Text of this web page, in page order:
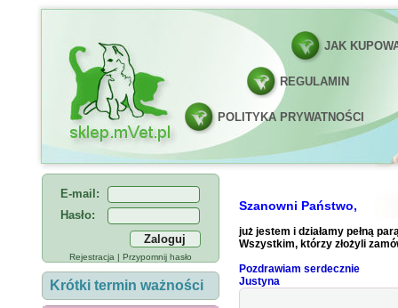
JAK
REGULAMIN
POLITYKA PRYWATNOŚCI
E-mail:
Hasło:
Rejestracja | Przypomnij hasło
Krótki termin ważności
Szanowni Państwo,
już jestem i działamy pełną
Wszystkim, którzy złożyli
Pozdrawiam serdecznie
Justyna